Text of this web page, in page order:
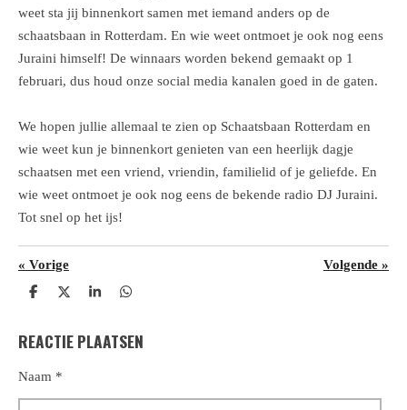
weet sta jij binnenkort samen met iemand anders op de
schaatsbaan in Rotterdam. En wie weet ontmoet je ook nog eens
Juraini himself! De winnaars worden bekend gemaakt op 1
februari, dus houd onze social media kanalen goed in de gaten.
We hopen jullie allemaal te zien op Schaatsbaan Rotterdam en
wie weet kun je binnenkort genieten van een heerlijk dagje
schaatsen met een vriend, vriendin, familielid of je geliefde. En
wie weet ontmoet je ook nog eens de bekende radio DJ Juraini.
Tot snel op het ijs!
« Vorige Volgende »
D
e
n
D
l
S
r
e
D
e
n
REACTIE PLAATSEN
Naam *